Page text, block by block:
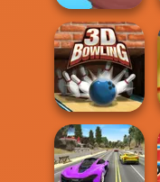
Save The
Princess